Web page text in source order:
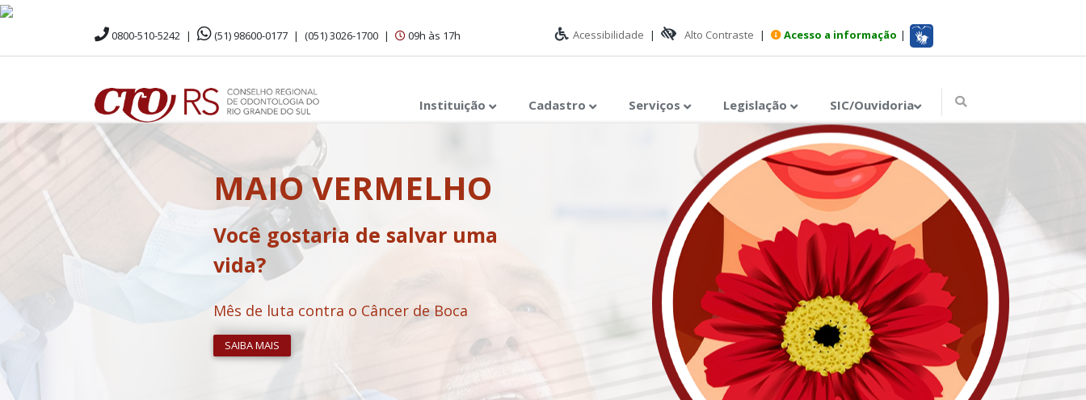
0800-510-5242 | (51) 98600-0177 | (051) 3026-1700 | 09h às 17h Acessibilidade | Alto Contraste | Acesso a informação |
Instituição Cadastro Serviços Legislação SIC/Ouvidoria
MAIO VERMELHO
Você gostaria de salvar uma
vida?
Mês de luta contra o Câncer de Boca
SAIBA MAIS